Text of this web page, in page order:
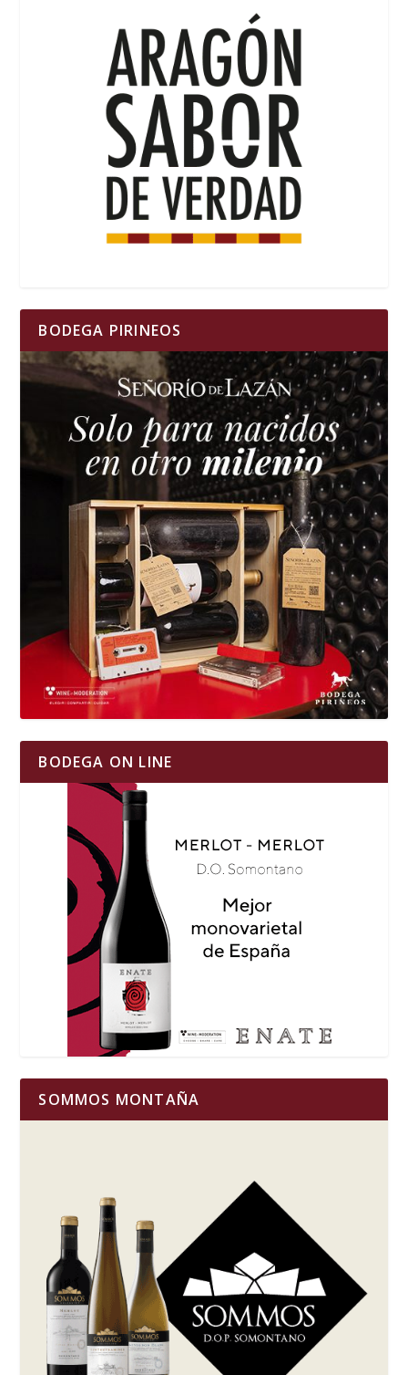
BODEGA PIRINEOS
BODEGA ON LINE
SOMMOS MONTAÑA